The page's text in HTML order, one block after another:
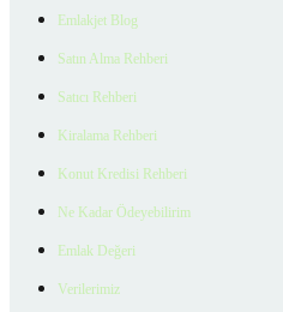
Emlakjet Blog
Satın Alma Rehberi
Satıcı Rehberi
Kiralama Rehberi
Konut Kredisi Rehberi
Ne Kadar Ödeyebilirim
Emlak Değeri
Verilerimiz